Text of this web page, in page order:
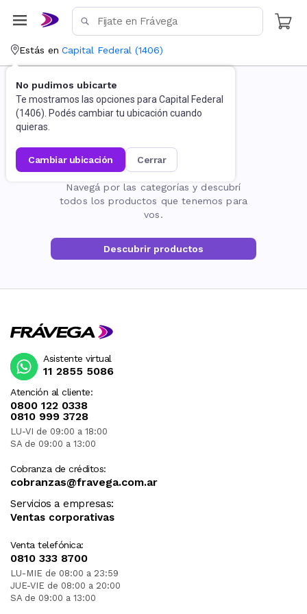
Estás en Capital Federal (1406)
No pudimos ubicarte
Te mostramos las opciones para Capital Federal
(1406). Podés cambiar tu ubicación cuando
quieras.
cambiar ubicación cerrar
La página no existe
Navegá por las categorías y descubrí
todos los productos que tenemos para
vos.
Descubrir productos
Atención al cliente:
0800 122 0338
0810 999 3728
LU-VI de 09:00 a 18:00
SA de 09:00 a 13:00
Cobranza de créditos:
cobranzas@fravega.com.ar
Servicios a empresas:
Ventas corporativas
Venta telefónica:
0810 333 8700
LU-MIE de 08:00 a 23:59
JUE-VIE de 08:00 a 20:00
SA de 09:00 a 13:00
Asistente virtual
11 2855 5086